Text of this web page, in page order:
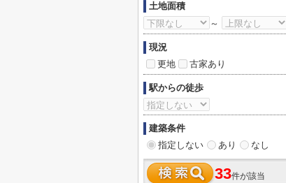
土地面積
～
現況
更地
古家あり
駅からの徒歩
建築条件
指定しない
あり なし
33件が該当